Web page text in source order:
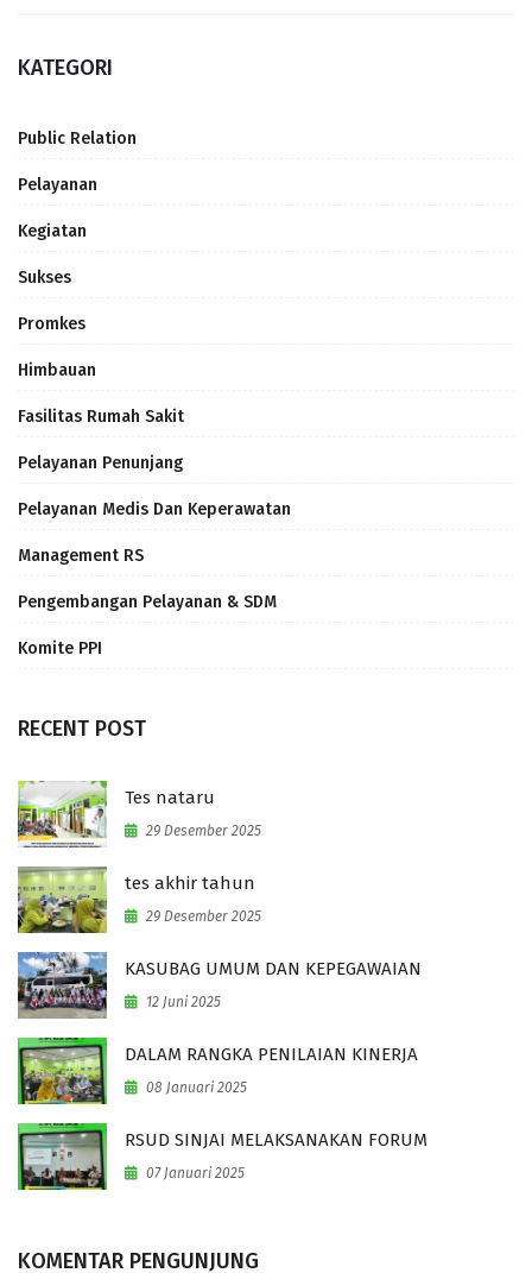
KATEGORI
Public Relation
Pelayanan
Kegiatan
Sukses
Promkes
Himbauan
Fasilitas Rumah Sakit
Pelayanan Penunjang
Pelayanan Medis Dan Keperawatan
Management RS
Pengembangan Pelayanan & SDM
Komite PPI
RECENT POST
Tes nataru
29 Desember 2025
tes akhir tahun
29 Desember 2025
KASUBAG UMUM DAN KEPEGAWAIAN
12 Juni 2025
DALAM RANGKA PENILAIAN KINERJA
08 Januari 2025
RSUD SINJAI MELAKSANAKAN FORUM
07 Januari 2025
KOMENTAR PENGUNJUNG